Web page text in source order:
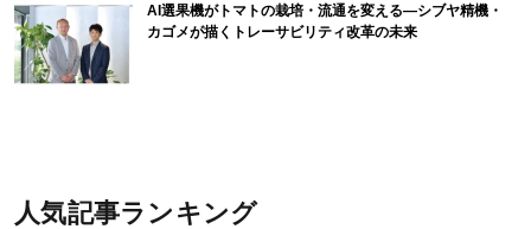
AI選果機がトマトの栽培・流通を変える―シブヤ精機・
カゴメが描くトレーサビリティ改革の未来
人気記事ランキング